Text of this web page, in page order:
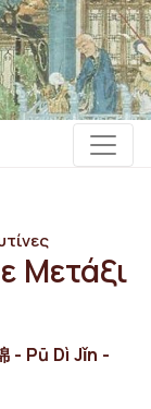
Μετάξι
- Pū Dì Jǐn -